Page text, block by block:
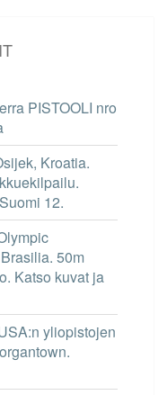
PISTOOLI nro
Kroatia.
12.
50m
Katso kuvat ja
yliopistojen